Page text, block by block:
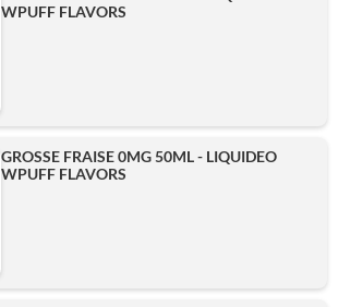
WPUFF FLAVORS
GROSSE FRAISE 0MG 50ML - LIQUIDEO
WPUFF FLAVORS